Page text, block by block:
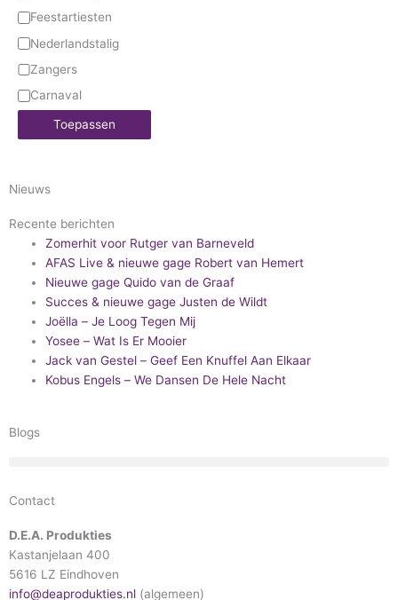
Feestartiesten
Nederlandstalig
Zangers
Carnaval
Toepassen
Nieuws
Recente berichten
Zomerhit voor Rutger van Barneveld
AFAS Live & nieuwe gage Robert van Hemert
Nieuwe gage Quido van de Graaf
Succes & nieuwe gage Justen de Wildt
Joëlla – Je Loog Tegen Mij
Yosee – Wat Is Er Mooier
Jack van Gestel – Geef Een Knuffel Aan Elkaar
Kobus Engels – We Dansen De Hele Nacht
Blogs
Contact
D.E.A. Produkties
Kastanjelaan 400
5616 LZ Eindhoven
info@deaprodukties.nl (algemeen)